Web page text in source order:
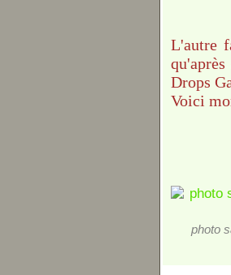
L'autre
Drops
Voici
photo